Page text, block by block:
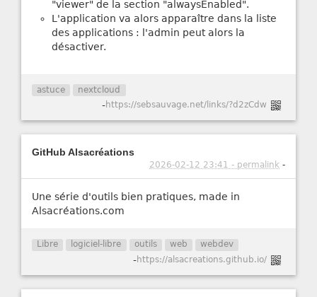
"viewer" de la section "alwaysEnabled".
L'application va alors apparaître dans la liste
des applications : l'admin peut alors la
désactiver.
astuce nextcloud
-https://sebsauvage.net/links/?d2zCdw
GitHub Alsacréations
2026-02-12 23:41 - permalink -
Une série d'outils bien pratiques, made in
Alsacréations.com
Libre logiciel-libre outils web webdev
-https://alsacreations.github.io/